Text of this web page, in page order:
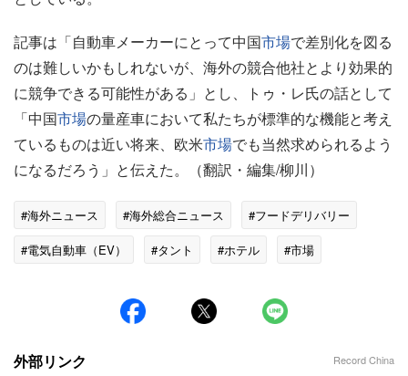
記事は「自動車メーカーにとって中国市場で差別化を図る
のは難しいかもしれないが、海外の競合他社とより効果的
に競争できる可能性がある」とし、トゥ・レ氏の話として
「中国市場の量産車において私たちが標準的な機能と考え
ているものは近い将来、欧米市場でも当然求められるよう
になるだろう」と伝えた。（翻訳・編集/柳川）
#海外ニュース #海外総合ニュース
#フードデリバリー
#電気自動車（EV）
#タント #ホテル
#市場
外部リンク Record China